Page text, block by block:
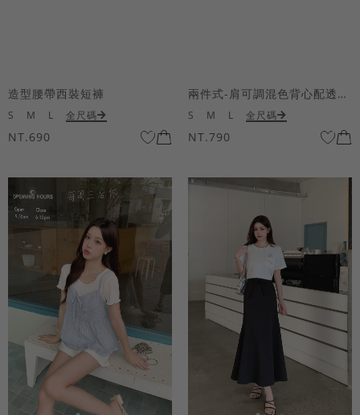
造型腰帶西裝短褲
S M L 全尺碼
NT.690
兩件式-肩可調混色背心配透膚短袖上衣
S M L 全尺碼
NT.790